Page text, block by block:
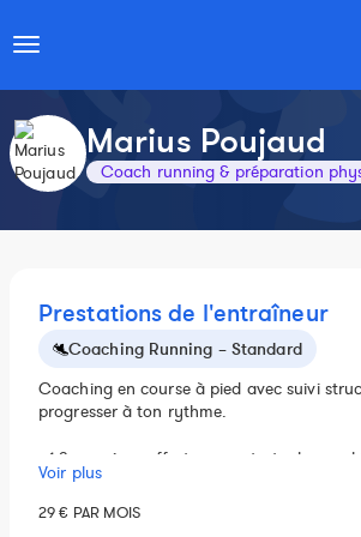
Toggle
Marius Poujaud
Prestations de l'entraîneur
Coaching Running – Standard
Coaching en course à pied avec suivi
progresser à ton rythme.
✔️ 2 semaines offertes pour tester le
✔️ Programme d’entraînement 100%
✔️ Questionnaire initial (niveau + objectifs)
Voir plus
29 € PAR MOIS